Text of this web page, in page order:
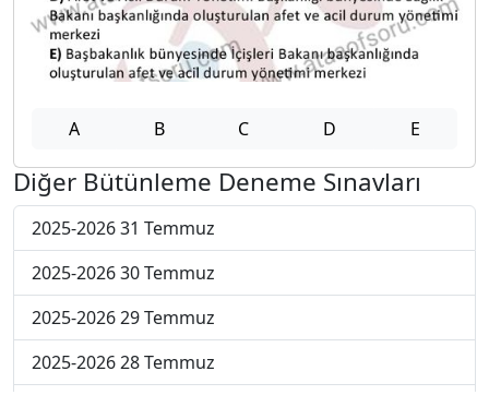
A B C D E
Diğer Bütünleme Deneme Sınavları
2025-2026 31 Temmuz
2025-2026 30 Temmuz
2025-2026 29 Temmuz
2025-2026 28 Temmuz